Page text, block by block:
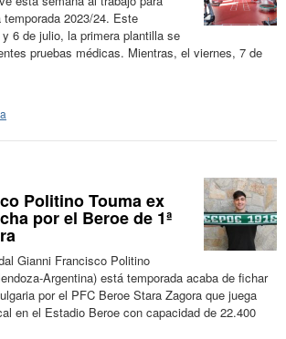
2023/24. Este
6 de julio, la primera plantilla se
pruebas médicas. Mientras, el viernes, 7 de
Politino Touma ex
por el Beroe de 1ª
Gianni Francisco Politino
Argentina) está temporada acaba de fichar
por el PFC Beroe Stara Zagora que juega
en el Estadio Beroe con capacidad de 22.400